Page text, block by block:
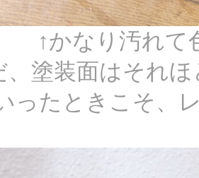
↑かなり汚れて
、塗装面はそれ
ったときこそ、